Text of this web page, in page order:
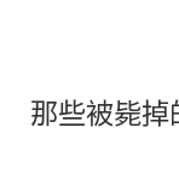
那些被毙掉